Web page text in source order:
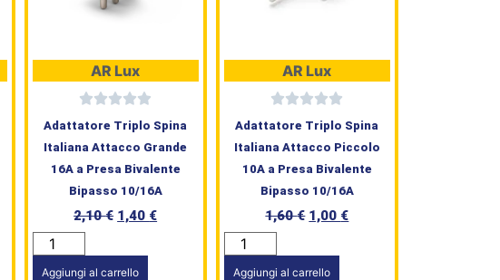
AR Lux
Adattatore Triplo Spina
Italiana Attacco Grande
16A a Presa Bivalente
Bipasso 10/16A
2,10€ 1,40 €
Aggiungi al carrello
AR Lux
Adattatore Triplo Spina
Italiana Attacco Piccolo
10A a Presa Bivalente
Bipasso 10/16A
1,60€ 1,00 €
Aggiungi al carrello